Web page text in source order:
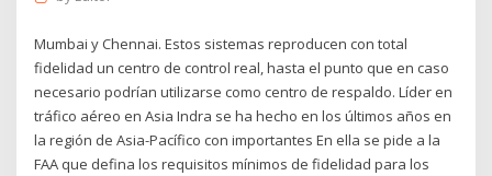
Mumbai y Chennai. Estos sistemas reproducen con total
fidelidad un centro de control real, hasta el punto que en caso
necesario podrían utilizarse como centro de respaldo. Líder en
tráfico aéreo en Asia Indra se ha hecho en los últimos años en
la región de Asia-Pacífico con importantes En ella se pide a la
FAA que defina los requisitos mínimos de fidelidad para los